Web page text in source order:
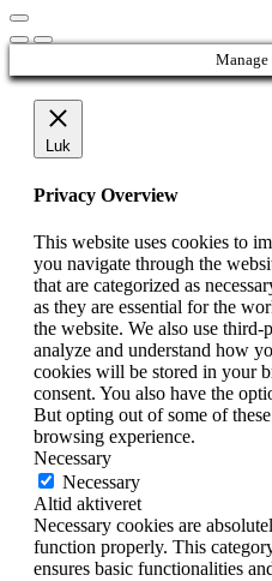
Manage
Luk
Privacy Overview
This website uses cookies to
you navigate through the
that are categorized as
as they are essential for the
the website. We also use third-
analyze and understand how
cookies will be stored in your
consent. You also have the
But opting out of some of
browsing experience.
Necessary
Necessary
Altid aktiveret
Necessary cookies are
function properly. This
ensures basic functionalities